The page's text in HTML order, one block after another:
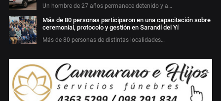
Un hombre de 27 años permanece detenido y a…
Más de 80 personas participaron en una capacitación sobre
ceremonial, protocolo y gestión en Sarandí del Yí
Más de 80 personas de distintas localidades…